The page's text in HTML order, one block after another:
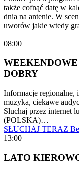
także cofnąć datę w
dnia na antenie. W
uworów jakie wtedy
08:00
DOBRY
Informacje regionalne,
muzyka, ciekawe
Słuchaj przez internet
(POLSKA)…
SŁUCHAJ TERAZ
13:00
LATO